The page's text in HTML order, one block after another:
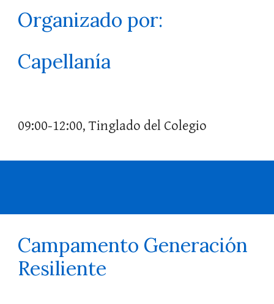
Organizado por:
Capellanía
09:00-12:00, Tinglado del Colegio
Campamento Generación
Resiliente